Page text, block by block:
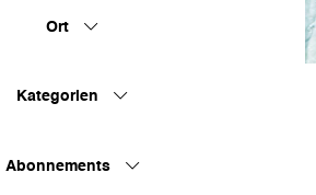
Ort
Kategorien
Abonnements